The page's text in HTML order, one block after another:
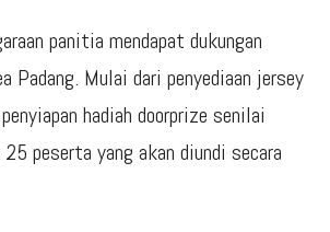
panitia mendapat dukungan
Padang. Mulai dari penyediaan jersey
hadiah doorprize senilai
peserta yang akan diundi secara